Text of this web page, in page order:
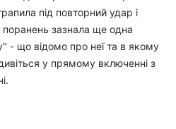
під повторний удар і
зазнала ще одна
- що відомо про неї та в якому
у прямому включенні з